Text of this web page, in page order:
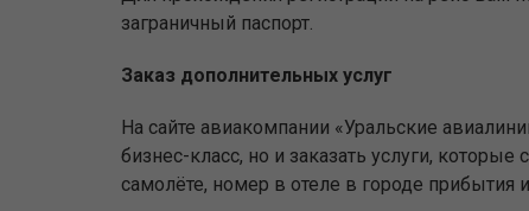
заграничный паспорт.
Заказ дополнительных услуг
На сайте авиакомпании «Уральские
бизнес-класс, но и заказать услуги,
самолёте, номер в отеле в городе прибытия